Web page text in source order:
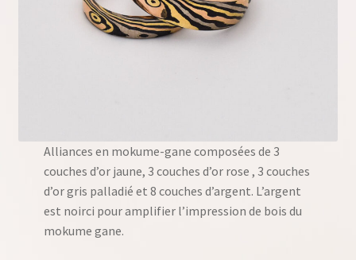
Alliances en mokume-gane composées de 3
couches d’or jaune, 3 couches d’or rose , 3 couches
d’or gris palladié et 8 couches d’argent. L’argent
est noirci pour amplifier l’impression de bois du
mokume gane.